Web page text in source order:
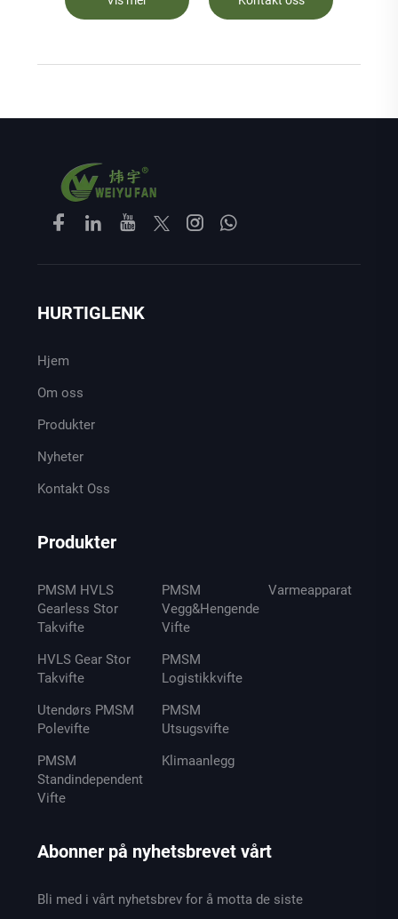
HURTIGLENK
Hjem
Om oss
Produkter
Nyheter
Kontakt Oss
Produkter
PMSM HVLS
Gearless Stor
Takvifte
HVLS Gear Stor
Takvifte
Utendørs PMSM
Polevifte
PMSM
Standindependent
Vifte
PMSM
Vegg&Hengende
Vifte
PMSM
Logistikkvifte
PMSM
Utsugsvifte
Klimaanlegg
Varmeapparat
Abonner på nyhetsbrevet vårt
Bli med i vårt nyhetsbrev for å motta de siste